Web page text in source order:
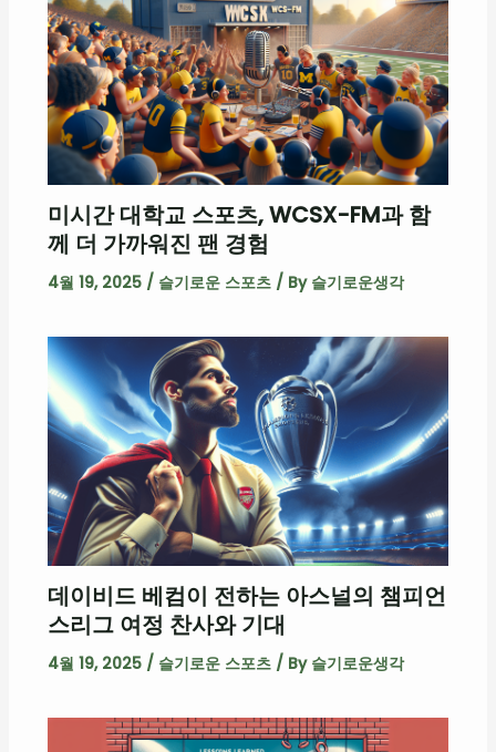
미시간 대학교 스포츠, WCSX-FM과 함
께 더 가까워진 팬 경험
4월 19, 2025 / 슬기로운 스포츠/ By 슬기로운생각
데이비드 베컴이 전하는 아스널의 챔피언
스리그 여정 찬사와 기대
4월 19, 2025 / 슬기로운 스포츠/ By 슬기로운생각